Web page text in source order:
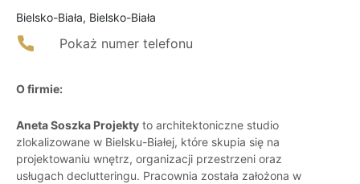
Bielsko-Biała, Bielsko-Biała
Pokaż numer telefonu
O firmie:
Aneta Soszka Projekty to architektoniczne studio
zlokalizowane w Bielsku-Białej, które skupia się na
projektowaniu wnętrz, organizacji przestrzeni oraz
usługach declutteringu. Pracownia została założona w